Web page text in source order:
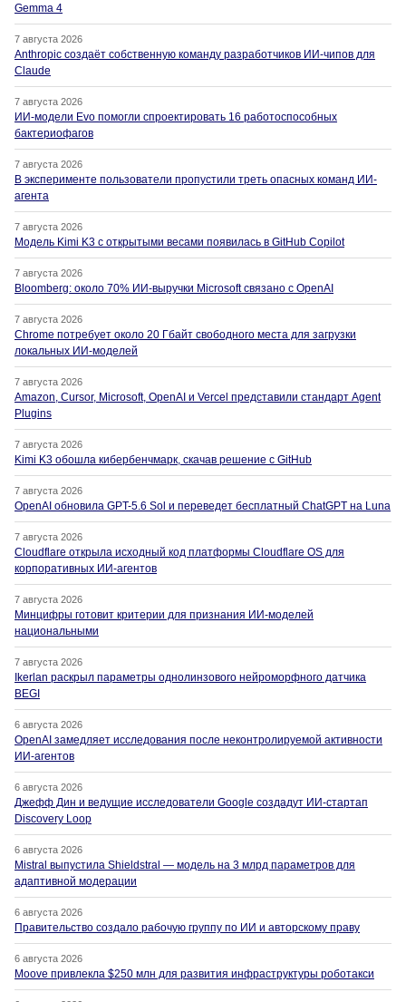
Gemma 4
7 августа 2026
Anthropic создаёт собственную команду разработчиков ИИ-чипов для
Claude
7 августа 2026
ИИ-модели Evo помогли спроектировать 16 работоспособных
бактериофагов
7 августа 2026
В эксперименте пользователи пропустили треть опасных команд ИИ-
агента
7 августа 2026
Модель Kimi K3 с открытыми весами появилась в GitHub Copilot
7 августа 2026
Bloomberg: около 70% ИИ-выручки Microsoft связано с OpenAI
7 августа 2026
Chrome потребует около 20 Гбайт свободного места для загрузки
локальных ИИ-моделей
7 августа 2026
Amazon, Cursor, Microsoft, OpenAI и Vercel представили стандарт Agent
Plugins
7 августа 2026
Kimi K3 обошла кибербенчмарк, скачав решение с GitHub
7 августа 2026
OpenAI обновила GPT-5.6 Sol и переведет бесплатный ChatGPT на Luna
7 августа 2026
Cloudflare открыла исходный код платформы Cloudflare OS для
корпоративных ИИ-агентов
7 августа 2026
Минцифры готовит критерии для признания ИИ-моделей
национальными
7 августа 2026
Ikerlan раскрыл параметры однолинзового нейроморфного датчика
BEGI
6 августа 2026
OpenAI замедляет исследования после неконтролируемой активности
ИИ-агентов
6 августа 2026
Джефф Дин и ведущие исследователи Google создадут ИИ-стартап
Discovery Loop
6 августа 2026
Mistral выпустила Shieldstral — модель на 3 млрд параметров для
адаптивной модерации
6 августа 2026
Правительство создало рабочую группу по ИИ и авторскому праву
6 августа 2026
Moove привлекла $250 млн для развития инфраструктуры роботакси